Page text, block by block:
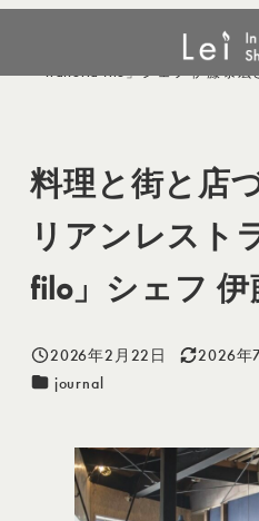
料理と街と店づく
「trattoria filo」シェフ 伊藤泰宏
料理と街と店
リアンレスト
filo」シェフ
投稿日
2026年2月22日
更新日
2026年
カテゴリー
journal